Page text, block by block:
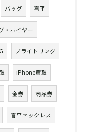
バッグ 喜平
・ホイヤー
ブライトリング
iPhone買取
金券 商品券
喜平ネックレス